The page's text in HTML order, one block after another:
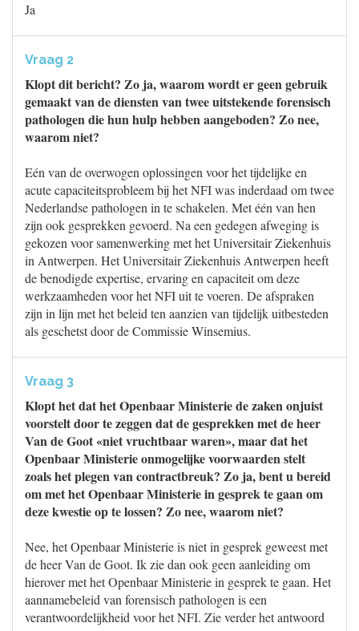
Ja
Vraag 2
Klopt dit bericht? Zo ja, waarom wordt er geen gebruik
gemaakt van de diensten van twee uitstekende forensisch
pathologen die hun hulp hebben aangeboden? Zo nee,
waarom niet?
Eén van de overwogen oplossingen voor het tijdelijke en
acute capaciteitsprobleem bij het NFI was inderdaad om twee
Nederlandse pathologen in te schakelen. Met één van hen
zijn ook gesprekken gevoerd. Na een gedegen afweging is
gekozen voor samenwerking met het Universitair Ziekenhuis
in Antwerpen. Het Universitair Ziekenhuis Antwerpen heeft
de benodigde expertise, ervaring en capaciteit om deze
werkzaamheden voor het NFI uit te voeren. De afspraken
zijn in lijn met het beleid ten aanzien van tijdelijk uitbesteden
als geschetst door de Commissie Winsemius.
Vraag 3
Klopt het dat het Openbaar Ministerie de zaken onjuist
voorstelt door te zeggen dat de gesprekken met de heer
Van de Goot «niet vruchtbaar waren», maar dat het
Openbaar Ministerie onmogelijke voorwaarden stelt
zoals het plegen van contractbreuk? Zo ja, bent u bereid
om met het Openbaar Ministerie in gesprek te gaan om
deze kwestie op te lossen? Zo nee, waarom niet?
Nee, het Openbaar Ministerie is niet in gesprek geweest met
de heer Van de Goot. Ik zie dan ook geen aanleiding om
hierover met het Openbaar Ministerie in gesprek te gaan. Het
aannamebeleid van forensisch pathologen is een
verantwoordelijkheid voor het NFI. Zie verder het antwoord